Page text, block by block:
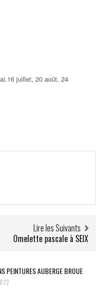
juillet, 20 août, 24
Lire les Suivants
Omelette pascale à SEIX
PEINTURES AUBERGE BROUE